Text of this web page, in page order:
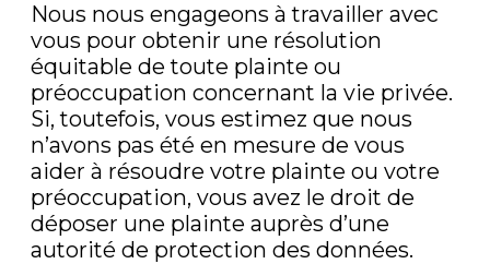
Nous nous engageons à travailler avec
vous pour obtenir une résolution
équitable de toute plainte ou
préoccupation concernant la vie privée.
Si, toutefois, vous estimez que nous
n’avons pas été en mesure de vous
aider à résoudre votre plainte ou votre
préoccupation, vous avez le droit de
déposer une plainte auprès d’une
autorité de protection des données.